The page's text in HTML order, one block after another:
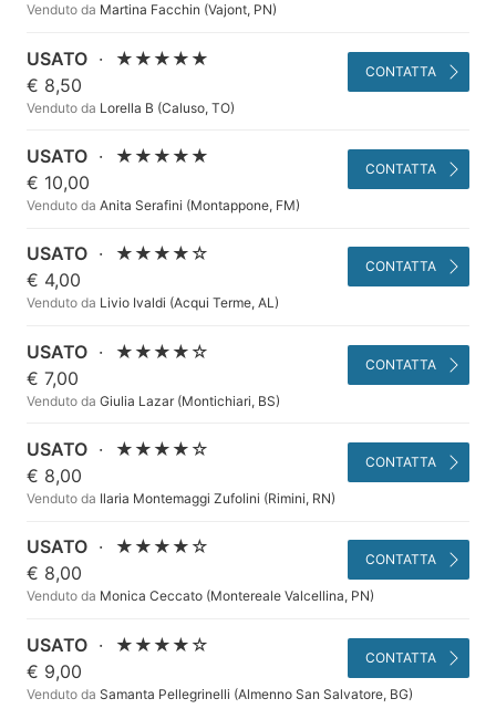
Venduto da Martina Facchin (Vajont, PN)
USATO ·
★★★★★
€ 8,50
Venduto da Lorella B (Caluso, TO)
CONTATTA
USATO ·
★★★★★
€ 10,00
Venduto da Anita Serafini (Montappone, FM)
CONTATTA
USATO ·
★★★★☆
€ 4,00
Venduto da Livio Ivaldi (Acqui Terme, AL)
CONTATTA
USATO ·
★★★★☆
€ 7,00
Venduto da Giulia Lazar (Montichiari, BS)
CONTATTA
USATO ·
★★★★☆
€ 8,00
Venduto da Ilaria Montemaggi Zufolini (Rimini, RN)
CONTATTA
USATO ·
★★★★☆
€ 8,00
Venduto da Monica Ceccato (Montereale Valcellina, PN)
CONTATTA
USATO ·
★★★★☆
€ 9,00
Venduto da Samanta Pellegrinelli (Almenno San Salvatore, BG)
CONTATTA